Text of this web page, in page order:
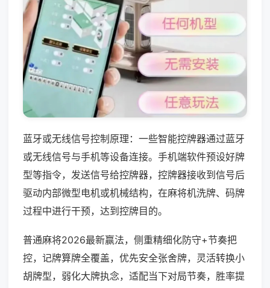
蓝牙或无线信号控制原理：一些智能控牌器通过蓝牙
或无线信号与手机等设备连接。手机端软件预设好牌
型等指令，发送信号给控牌器，控牌器接收到信号后
驱动内部微型电机或机械结构，在麻将机洗牌、码牌
过程中进行干预，达到控牌目的。
普通麻将2026最新赢法，侧重精细化防守+节奏把
控，记牌算牌全覆盖，优先安全张舍牌，灵活转换小
胡牌型，弱化大牌执念，适配当下对局节奏，胜率提